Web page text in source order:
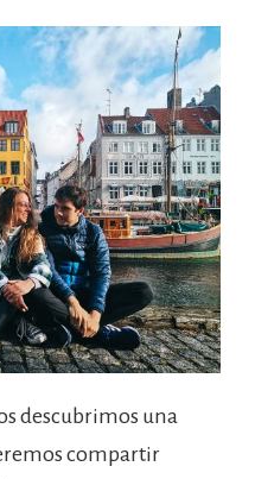
descubrimos una
compartir